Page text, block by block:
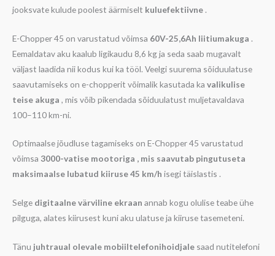
jooksvate kulude poolest äärmiselt kuluefektiivne .
E-Chopper 45 on varustatud võimsa 60V-25,6Ah liitiumakuga .
Eemaldatav aku kaalub ligikaudu 8,6 kg ja seda saab mugavalt
väljast laadida nii kodus kui ka tööl. Veelgi suurema sõiduulatuse
saavutamiseks on e-chopperit võimalik kasutada ka valikulise
teise akuga , mis võib pikendada sõiduulatust muljetavaldava
100–110 km-ni.
Optimaalse jõudluse tagamiseks on E-Chopper 45 varustatud
võimsa 3000-vatise mootoriga , mis saavutab pingutuseta
maksimaalse lubatud kiiruse 45 km/h isegi täislastis .
Selge digitaalne värviline ekraan annab kogu olulise teabe ühe
pilguga, alates kiirusest kuni aku ulatuse ja kiiruse tasemeteni.
Tänu juhtraual olevale mobiiltelefonihoidjale saad nutitelefoni